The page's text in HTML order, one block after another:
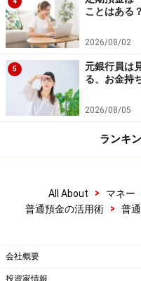
ことはある
2026/08/02
5
元銀行員は
る、お金持
2026/08/05
ランキ
All About > マネー
普通預金の活用術
> 普
会社概要